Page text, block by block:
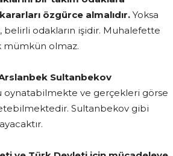
özgürce almalıdır. Yoksa
odakların işidir. Muhalefette
mümkün olmaz.
Sultanbekov
oynatabilmekte ve gerçekleri görse
Sultanbekov gibi